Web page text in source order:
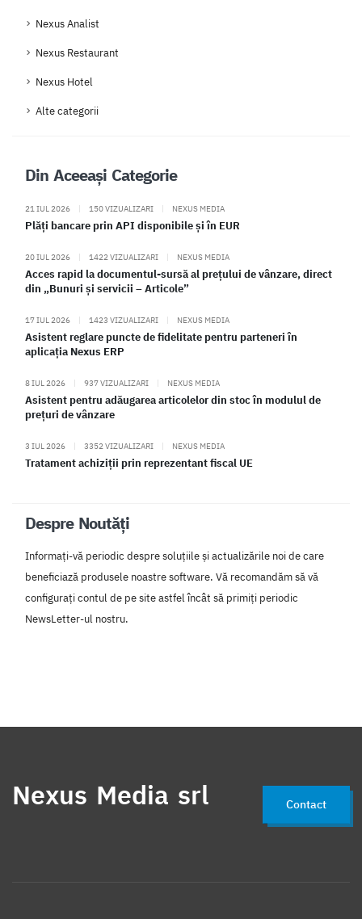
Nexus Analist
Nexus Restaurant
Nexus Hotel
Alte categorii
Din Aceeași Categorie
21 IUL 2026 | 150 VIZUALIZARI | NEXUS MEDIA
Plăți bancare prin API disponibile și în EUR
20 IUL 2026 | 1422 VIZUALIZARI | NEXUS MEDIA
Acces rapid la documentul-sursă al prețului de vânzare, direct
din „Bunuri și servicii – Articole”
17 IUL 2026 | 1423 VIZUALIZARI | NEXUS MEDIA
Asistent reglare puncte de fidelitate pentru parteneri în
aplicația Nexus ERP
8 IUL 2026 | 937 VIZUALIZARI | NEXUS MEDIA
Asistent pentru adăugarea articolelor din stoc în modulul de
prețuri de vânzare
3 IUL 2026 | 3352 VIZUALIZARI | NEXUS MEDIA
Tratament achiziții prin reprezentant fiscal UE
Despre Noutăți
Informați-vă periodic despre soluțiile și actualizările noi de care
beneficiază produsele noastre software. Vă recomandăm să vă
configurați contul de pe site astfel încât să primiți periodic
NewsLetter-ul nostru.
Nexus Media srl Contact